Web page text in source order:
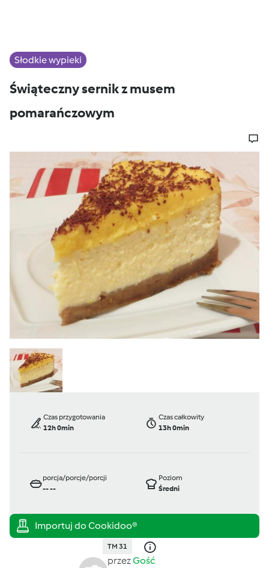
Słodkie wypieki
Świąteczny sernik z musem
pomarańczowym
Czas przygotowania
12h 0min
Czas całkowity
13h 0min
porcja/porcje/porcji
----
Poziom
Średni
TM 31
przezGość